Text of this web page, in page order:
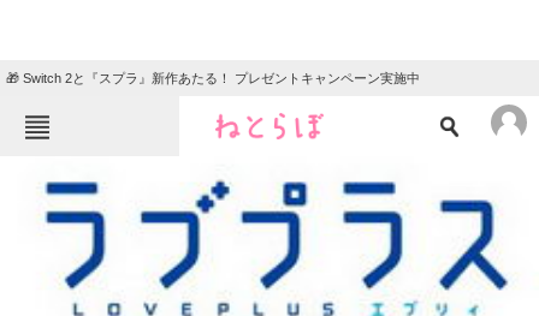
🎁 Switch 2と『スプラ』新作あたる！ プレゼントキャンペーン実施中
ニュース